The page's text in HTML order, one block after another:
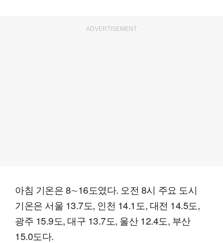
ADVERTISEMENT
아침 기온은 8∼16도였다. 오전 8시 주요 도시
기온은 서울 13.7도, 인천 14.1도, 대전 14.5도,
광주 15.9도, 대구 13.7도, 울산 12.4도, 부산
15.0도다.